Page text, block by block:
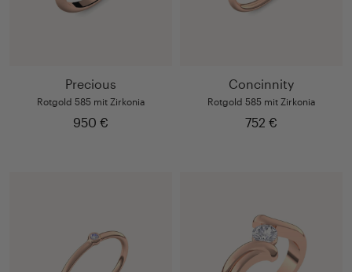
Precious
Rotgold 585 mit Zirkonia
950 €
Concinnity
Rotgold 585 mit Zirkonia
752 €